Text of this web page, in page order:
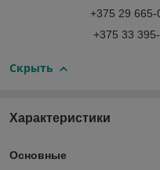
+375 29
+375 33
Скрыть
Характеристики
Основные